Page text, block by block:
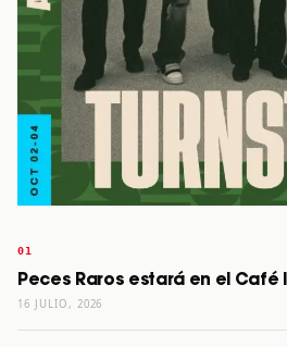
Peces Raros estará en el Café
16 JULIO, 2026